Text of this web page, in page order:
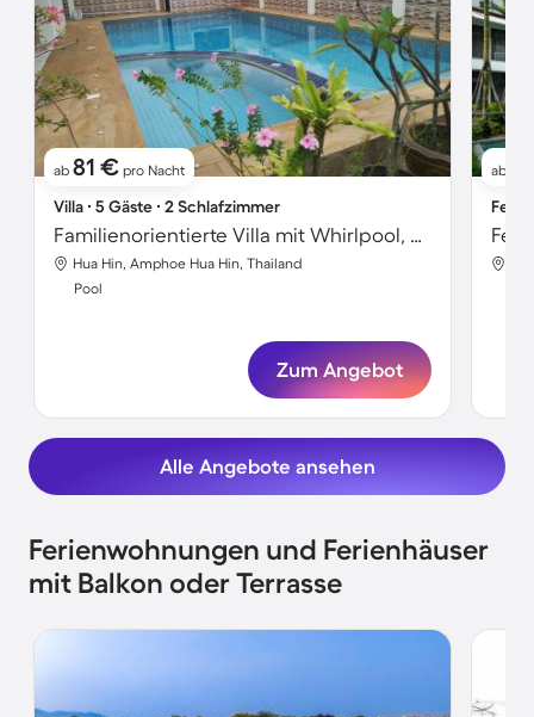
ab 81 € pro Nacht
Villa ∙ 5 Gäste ∙ 2 Schlafzimmer
Familienorientierte Villa mit Whirlpool, privatem Pool und Garten | Poolblick
Hua Hin, Amphoe Hua Hin, Thailand
Pool
Zum Angebot
ab
Alle Angebote ansehen
Ferienwohnungen und Ferienhäuser
mit Balkon oder Terrasse